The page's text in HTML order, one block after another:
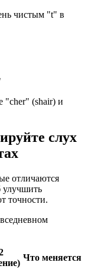
чистым "t" в
"cher" (shair) и
слух
отличаются
улучшить
точности.
Что меняется